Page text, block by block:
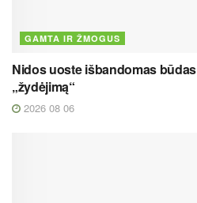
GAMTA IR ŽMOGUS
Nidos uoste išbandomas
„žydėjimą“
2026 08 06